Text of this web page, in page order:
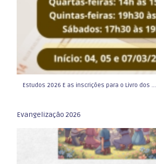
Estudos 2026 E as inscrições para o Livro dos ...
Evangelização 2026